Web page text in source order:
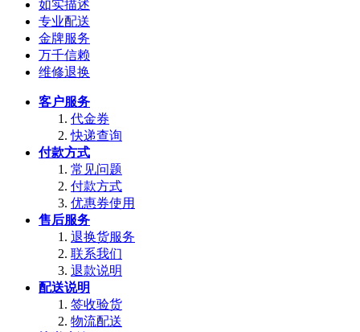
如实描述
专业配送
金牌服务
万千信赖
维修退换
客户服务
代金券
快递查询
付款方式
常见问题
付款方式
优惠券使用
售后服务
退换货服务
联系我们
退款说明
配送说明
签收验货
物流配送